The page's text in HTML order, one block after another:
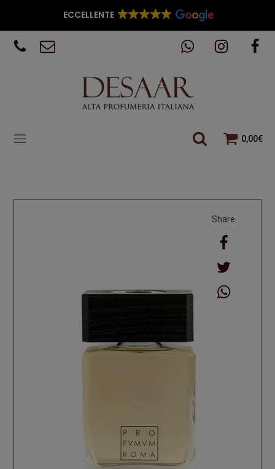
ECCELLENTE
0,00€
Share